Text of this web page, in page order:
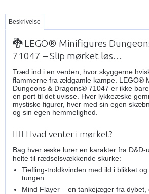
Beskrivelse
🐉 LEGO® Minifigures
71047 – Slip mørket løs…
Træd ind i en verden, hvor skyggerne
flammerne fra ældgamle kampe. LEGO®
Dungeons & Dragons® 71047 er ikke
en port til det uvisse. Hver lykkeæske
mystiske figurer, hver med sin egen
og sin egen hemmelighed.
🧟‍♂️ Hvad venter i mørket?
Bag hver æske lurer en karakter fra D&D-
helte til rædselsvækkende skurke:
Tiefling-troldkvinden med ild i blikket
tungen
Mind Flayer – en tankejæger fra dybet,